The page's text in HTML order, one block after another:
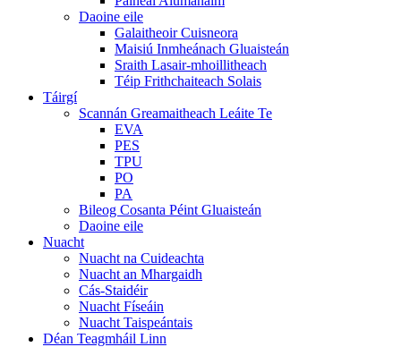
Daoine eile
Galaitheoir Cuisneora
Maisiú Inmheánach Gluaisteán
Sraith Lasair-mhoillitheach
Téip Frithchaiteach Solais
Táirgí
Scannán Greamaitheach Leáite Te
EVA
PES
TPU
PO
PA
Bileog Cosanta Péint Gluaisteán
Daoine eile
Nuacht
Nuacht na Cuideachta
Nuacht an Mhargaidh
Cás-Staidéir
Nuacht Físeáin
Nuacht Taispeántais
Déan Teagmháil Linn